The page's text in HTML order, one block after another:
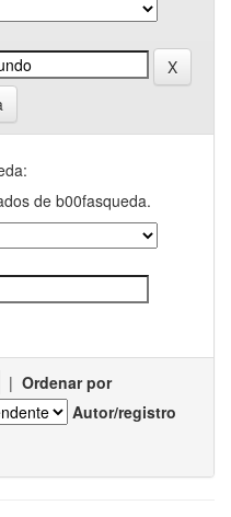
de b00fasqueda.
| Ordenar por
Autor/registro